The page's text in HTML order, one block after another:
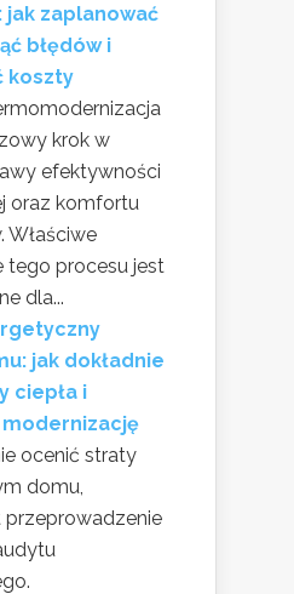
zaplanować
błędów i
koszty
krok w
efektywności
oraz komfortu
Właściwe
tego procesu jest
dla...
jak dokładnie
ciepła i
ocenić straty
domu,